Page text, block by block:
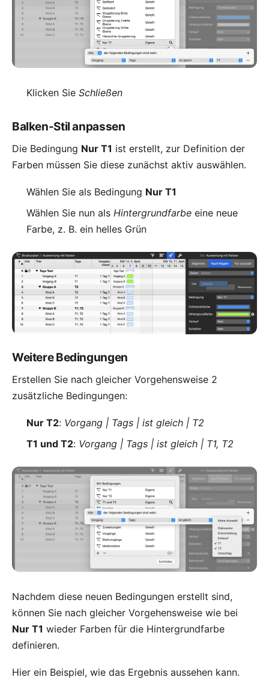
Klicken Sie Schließen
Balken-Stil anpassen
Die Bedingung Nur T1 ist erstellt, zur Definition der
Farben müssen Sie diese zunächst aktiv auswählen.
Wählen Sie als Bedingung Nur T1
Wählen Sie nun als Hintergrundfarbe eine neue
Farbe, z. B. ein helles Grün
Weitere Bedingungen
Erstellen Sie nach gleicher Vorgehensweise 2
zusätzliche Bedingungen:
Nur T2: Vorgang | Tags | ist gleich | T2
T1 und T2: Vorgang | Tags | ist gleich | T1, T2
Nachdem diese neuen Bedingungen erstellt sind,
können Sie nach gleicher Vorgehensweise wie bei
Nur T1 wieder Farben für die Hintergrundfarbe
definieren.
Hier ein Beispiel, wie das Ergebnis aussehen kann.